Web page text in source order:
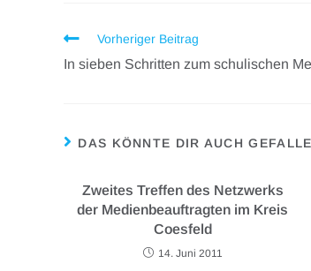
Vorheriger Beitrag
In sieben Schritten zum schulischen
DAS KÖNNTE DIR AUCH
Zweites Treffen des Netzwerks
der Medienbeauftragten im Kreis
Coesfeld
14. Juni 2011